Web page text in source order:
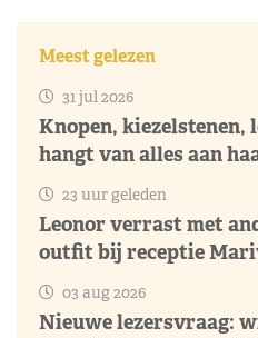
Meest gelezen
31 jul 2026
Knopen, kiezelstenen,
hangt van alles aan
23 uur geleden
Leonor verrast met
outfit bij receptie
03 aug 2026
Nieuwe lezersvraag: